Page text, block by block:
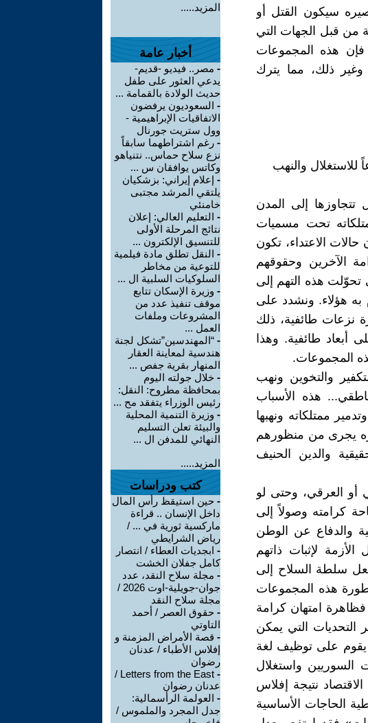
سيكون القتل أو
من قبل الجهات التي
هذه المجموعات
ذلك، مما يترك
والنهب
إلى المدن
تحت مسميات
الاعتداء، تكون
الآخرين وحقوقهم
تحوّلت هذه التهم إلى
هؤلاء. ونشدد على
نزعات طائفية، ذلك
أبعاد طائفية. وهذا
المجموعات.
والتخوين ونهب
هذه الأسباب
ممتلكاته ونهبها
يجرى من منظورهم
والدين الحنيف
أو العرقي، وحتى لو
كرامته وصولاً إلى
والدفاع عن الوطن
لإثبات ذاتهم
سلطة السلاح إلى
هذه المجموعات
امتهان كرامة
التحديات التي يمكن
يقوم على توظيف لغة
السوريين واستغلال
نتيجة إفلاس
الحاجات الأساسية
المزيد.....
أخبار عامة
- مصر.. فيديو -قديم-
يدعي العثور على طفل
حديث الولادة بالقمامة ...
- السعوديون يرفضون
الاتفاقيات الإبراهيمية -
وول ستريت جورنال
- رغم اشتراطهما سابقاً
نزع سلاح حماس.. نتنياهو
وكاتس يوافقان س ...
- إعلام إيراني: بزشكيان
يلتقي المرشد مجتبى
خامنئي
- التعليم العالي: إعلان
نتائج المرحلة الأولى
للتنسيق الإلكترون ...
- النقل تطلق مادة فيلمية
للتوعية من مخاطر
السلوكيات السلبية ال ...
- وزيرة الإسكان تتابع
موقف تنفيذ عدد من
المشروعات وملفات
العمل ...
- “المهندسين”تشكل لجنة
هندسية لمعاينة العقار
المنهار بقرية جفص ...
- خلال جولته اليوم
بمحافظة مطروح: النقل:
رئيس الوزراء يتفقد مح ...
- وزيرة التنمية المحلية
والبيئة تعلن التسليم
النهائي للمدفن ال ...
المزيد.....
كتب ودراسات
- حين استيقظ رأس المال
داخل الإنسان .. قراءة
ماركسية ثورية في ... /
رياض الشرايطي
- ابجديات العطاء / انتصار
كامل جفلان الخشت
- مجلة سلاح النقد، عدد
جوان-جويلية-اوت 2026 /
مجلة سلاح النقد
- حقوق العصر / أحمد
التاوتي
- قصة الأمراض المزمنة و
إفلاس الأطباء / عدنان
رضوان
-
Letters from the East /
عدنان رضوان
- العولمة الرأسمالية:
جدل المجرد والملموس /